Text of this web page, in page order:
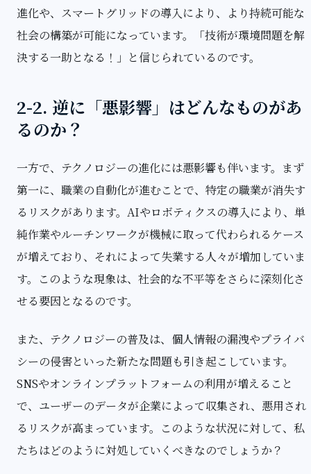
進化や、スマートグリッドの導入により、より持続可能な
社会の構築が可能になっています。「技術が環境問題を解
決する一助となる！」と信じられているのです。
2-2. 逆に「悪影響」はどんなものがあ
るのか？
一方で、テクノロジーの進化には悪影響も伴います。まず
第一に、職業の自動化が進むことで、特定の職業が消失す
るリスクがあります。AIやロボティクスの導入により、単
純作業やルーチンワークが機械に取って代わられるケース
が増えており、それによって失業する人々が増加していま
す。このような現象は、社会的な不平等をさらに深刻化さ
せる要因となるのです。
また、テクノロジーの普及は、個人情報の漏洩やプライバ
シーの侵害といった新たな問題も引き起こしています。
SNSやオンラインプラットフォームの利用が増えること
で、ユーザーのデータが企業によって収集され、悪用され
るリスクが高まっています。このような状況に対して、私
たちはどのように対処していくべきなのでしょうか？